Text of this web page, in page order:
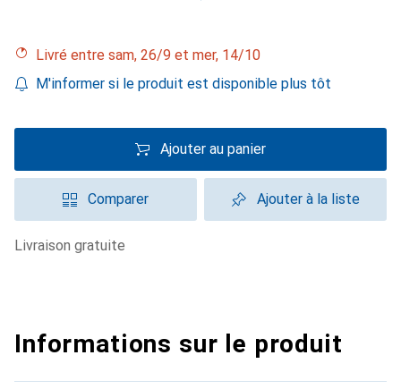
Livré entre sam, 26/9 et mer, 14/10
M'informer si le produit est disponible plus tôt
Ajouter au panier
Comparer Ajouter à la liste
livraison gratuite
Informations sur le produit